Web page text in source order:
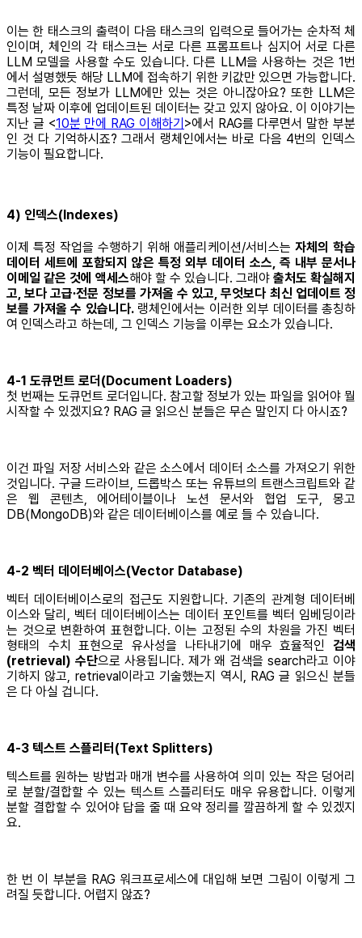
이는 한 태스크의 출력이 다음 태스크의 입력으로 들어가는 순차적 체
인이며, 체인의 각 태스크는 서로 다른 프롬프트나 심지어 서로 다른
LLM 모델을 사용할 수도 있습니다. 다른 LLM을 사용하는 것은 1번
에서 설명했듯 해당 LLM에 접속하기 위한 키값만 있으면 가능합니다.
그런데, 모든 정보가 LLM에만 있는 것은 아니잖아요? 또한 LLM은
특정 날짜 이후에 업데이트된 데이터는 갖고 있지 않아요. 이 이야기는
지난 글 <10분 만에 RAG 이해하기>에서 RAG를 다루면서 말한 부분
인 것 다 기억하시죠? 그래서 랭체인에서는 바로 다음 4번의 인덱스
기능이 필요합니다.
4) 인덱스(Indexes)
이제 특정 작업을 수행하기 위해 애플리케이션/서비스는 자체의 학습
데이터 세트에 포함되지 않은 특정 외부 데이터 소스, 즉 내부 문서나
이메일 같은 것에 액세스해야 할 수 있습니다. 그래야 출처도 확실해지
고, 보다 고급∙전문 정보를 가져올 수 있고, 무엇보다 최신 업데이트 정
보를 가져올 수 있습니다.랭체인에서는 이러한 외부 데이터를 총칭하
여 인덱스라고 하는데, 그 인덱스 기능을 이루는 요소가 있습니다.
4-1 도큐먼트 로더(Document Loaders)
첫 번째는 도큐먼트 로더입니다. 참고할 정보가 있는 파일을 읽어야 뭘
시작할 수 있겠지요? RAG 글 읽으신 분들은 무슨 말인지 다 아시죠?
이건 파일 저장 서비스와 같은 소스에서 데이터 소스를 가져오기 위한
것입니다. 구글 드라이브, 드롭박스 또는 유튜브의 트랜스크립트와 같
은 웹 콘텐츠, 에어테이블이나 노션 문서와 협업 도구, 몽고
DB(MongoDB)와 같은 데이터베이스를 예로 들 수 있습니다.
4-2 벡터 데이터베이스(Vector Database)
벡터 데이터베이스로의 접근도 지원합니다. 기존의 관계형 데이터베
이스와 달리, 벡터 데이터베이스는 데이터 포인트를 벡터 임베딩이라
는 것으로 변환하여 표현합니다. 이는 고정된 수의 차원을 가진 벡터
형태의 수치 표현으로 유사성을 나타내기에 매우 효율적인 검색
(retrieval) 수단으로 사용됩니다. 제가 왜 검색을 search라고 이야
기하지 않고, retrieval이라고 기술했는지 역시, RAG 글 읽으신 분들
은 다 아실 겁니다.
4-3 텍스트 스플리터(Text Splitters)
텍스트를 원하는 방법과 매개 변수를 사용하여 의미 있는 작은 덩어리
로 분할/결합할 수 있는 텍스트 스플리터도 매우 유용합니다. 이렇게
분할 결합할 수 있어야 답을 줄 때 요약 정리를 깔끔하게 할 수 있겠지
요.
한 번 이 부분을 RAG 워크프로세스에 대입해 보면 그림이 이렇게 그
려질 듯합니다. 어렵지 않죠?